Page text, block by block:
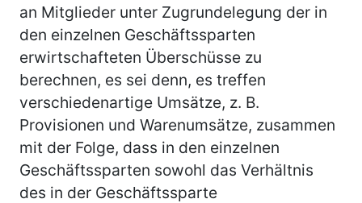
an Mitglieder unter Zugrundelegung der in
den einzelnen Geschäftssparten
erwirtschafteten Überschüsse zu
berechnen, es sei denn, es treffen
verschiedenartige Umsätze, z. B.
Provisionen und Warenumsätze, zusammen
mit der Folge, dass in den einzelnen
Geschäftssparten sowohl das Verhältnis
des in der Geschäftssparte